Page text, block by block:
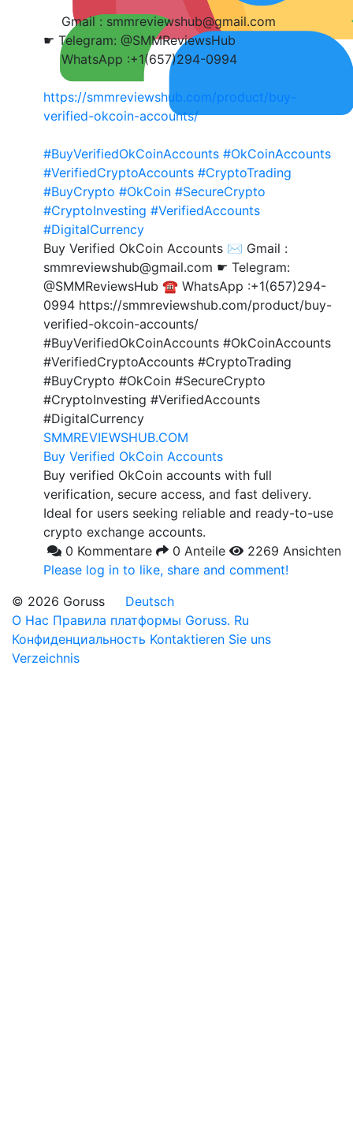
Gmail : smmreviewshub@gmail.com
☛ Telegram: @SMMReviewsHub
WhatsApp :+1(657)294-0994
https://smmreviewshub.com/product/buy-
verified-okcoin-accounts/
#BuyVerifiedOkCoinAccounts #OkCoinAccounts
#VerifiedCryptoAccounts #CryptoTrading
#BuyCrypto #OkCoin #SecureCrypto
#CryptoInvesting #VerifiedAccounts
#DigitalCurrency
Buy Verified OkCoin Accounts ✉️ Gmail :
smmreviewshub@gmail.com ☛ Telegram:
@SMMReviewsHub ☎️ WhatsApp :+1(657)294-
0994 https://smmreviewshub.com/product/buy-
verified-okcoin-accounts/
#BuyVerifiedOkCoinAccounts #OkCoinAccounts
#VerifiedCryptoAccounts #CryptoTrading
#BuyCrypto #OkCoin #SecureCrypto
#CryptoInvesting #VerifiedAccounts
#DigitalCurrency
SMMREVIEWSHUB.COM
Buy Verified OkCoin Accounts
Buy verified OkCoin accounts with full
verification, secure access, and fast delivery.
Ideal for users seeking reliable and ready-to-use
crypto exchange accounts.
0 Kommentare
0 Anteile
2269 Ansichten
Please log in to like, share and comment!
© 2026 Goruss
Deutsch
О Нас Правила платформы Goruss. Ru
Конфиденциальность Kontaktieren Sie uns
Verzeichnis